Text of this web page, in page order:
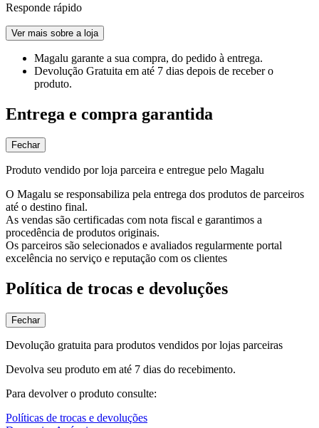
Responde rápido
Ver mais sobre a loja
Magalu garante a sua compra, do pedido à entrega.
Devolução Gratuita em até 7 dias depois de receber o
produto.
Entrega e compra garantida
Fechar
Produto vendido por loja parceira e entregue pelo Magalu
O Magalu se responsabiliza pela entrega dos produtos de parceiros
até o destino final.
As vendas são certificadas com nota fiscal e garantimos a
procedência de produtos originais.
Os parceiros são selecionados e avaliados regularmente portal
excelência no serviço e reputação com os clientes
Política de trocas e devoluções
Fechar
Devolução gratuita para produtos vendidos por lojas parceiras
Devolva seu produto em até 7 dias do recebimento.
Para devolver o produto consulte:
Políticas de trocas e devoluções